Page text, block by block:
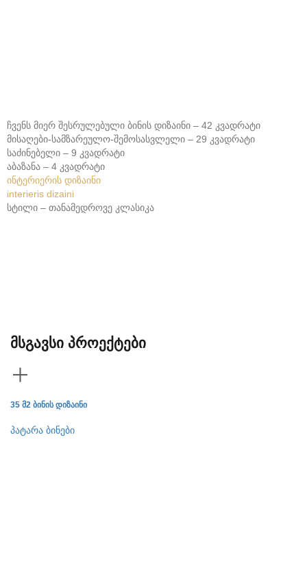
ჩვენს მიერ შესრულებული ბინის დიზაინი – 42 კვადრატი
მისაღები-სამზარეულო-შემოსასვლელი – 29 კვადრატი
საძინებელი – 9 კვადრატი
აბაზანა – 4 კვადრატი
ინტერიერის დიზაინი
interieris dizaini
სტილი – თანამედროვე კლასიკა
მსგავსი პროექტები
35 მ2 ბინის დიზაინი
პატარა ბინები